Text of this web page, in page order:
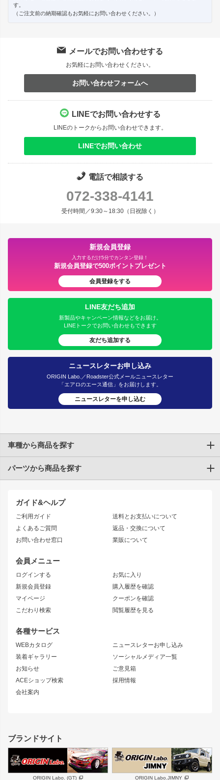
す。
（ご注文前の納期確認もお気軽にお問い合わせください。）
メールでお問い合わせする
お気軽にお問い合わせください。
お問い合わせフォームへ
LINEでお問い合わせする
LINEのトークからお問い合わせできます。
LINEでお問い合わせ
電話で相談する
072-338-4141
受付時間／9:30～18:30（日祝除く）
新規会員登録
入力するだけ5分でカンタン登録！
新規会員登録で500ポイントプレゼント
会員登録をする
LINE友だち追加
新製品やキャンペーン情報などをお届け。
LINEトークでお問い合わせもできます
友だち追加する
ニュースレターお申し込み
ORIGIN Labo.／Roadster公式メールニュースレター
「エアロのエース通信」をお届けします。
ニュースレターを申し込む
ガイド&ヘルプ
ご利用ガイド
よくあるご質問
お問い合わせ窓口
送料とお支払いについて
返品・交換について
業販について
会員メニュー
ログインする
新規会員登録
マイページ
こだわり検索
お気に入り
購入履歴を確認
クーポンを確認
閲覧履歴を見る
各種サービス
WEBカタログ
装着ギャラリー
お知らせ
ACEショップ検索
会社案内
ニュースレターお申し込み
ソーシャルメディア一覧
ご意見箱
採用情報
車種から商品を探す
トヨタ
JZX90 CHASER
JZX110 MARK II
JZX100 MARK II
JZX90 MARK II
トレノ
マークX
アリスト
ソアラ
アルテッツァ
ニッサン
S15 シルビア
S14 シルビア 後期
S13 シルビア
180SX
シルエイティ
ワンビア
ローレル
セフィーロ
キャラバン
スズキ
GS350
SC
スバル
デリカ D:5
パーツから商品を探す
エアロシリーズ
ドリフトライン
風神
雷神
レーシングライン
アタックライン
ストリームライン
リアウイング
ジムニーパーツ
ホイール
MUD-S7
MUD-SR7
まつど家 鉄漢
ボンネット
フェンダー
サイドパーツ
リアゲート
メンテナンスパーツ
ブランドサイト
ORIGIN Labo. (GT) ORIGIN Labo.JIMNY